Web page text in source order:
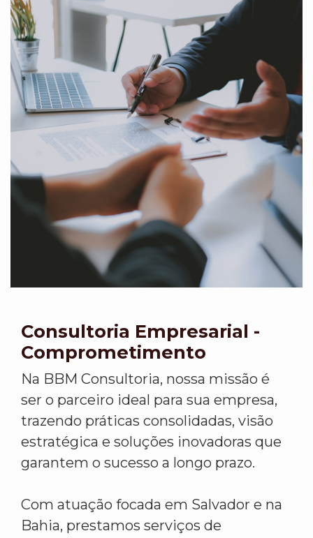
Consultoria Empresarial -
Comprometimento
Na BBM Consultoria, nossa missão é
ser o parceiro ideal para sua empresa,
trazendo práticas consolidadas, visão
estratégica e soluções inovadoras que
garantem o sucesso a longo prazo.
Com atuação focada em Salvador e na
Bahia, prestamos serviços de